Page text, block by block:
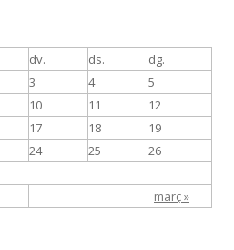
dv. ds. dg.
març »
3 4
5
10 11
12
17 18
19
24 25
26